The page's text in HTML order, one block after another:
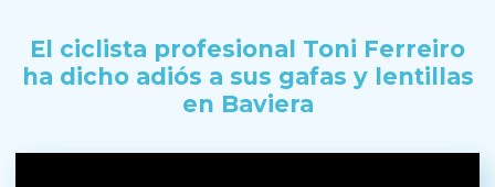
El ciclista profesional Toni Ferreiro
ha dicho adiós a sus gafas y lentillas
en Baviera